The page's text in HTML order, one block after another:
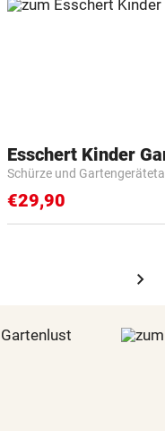
Schürze und
€29,90
chevron_right